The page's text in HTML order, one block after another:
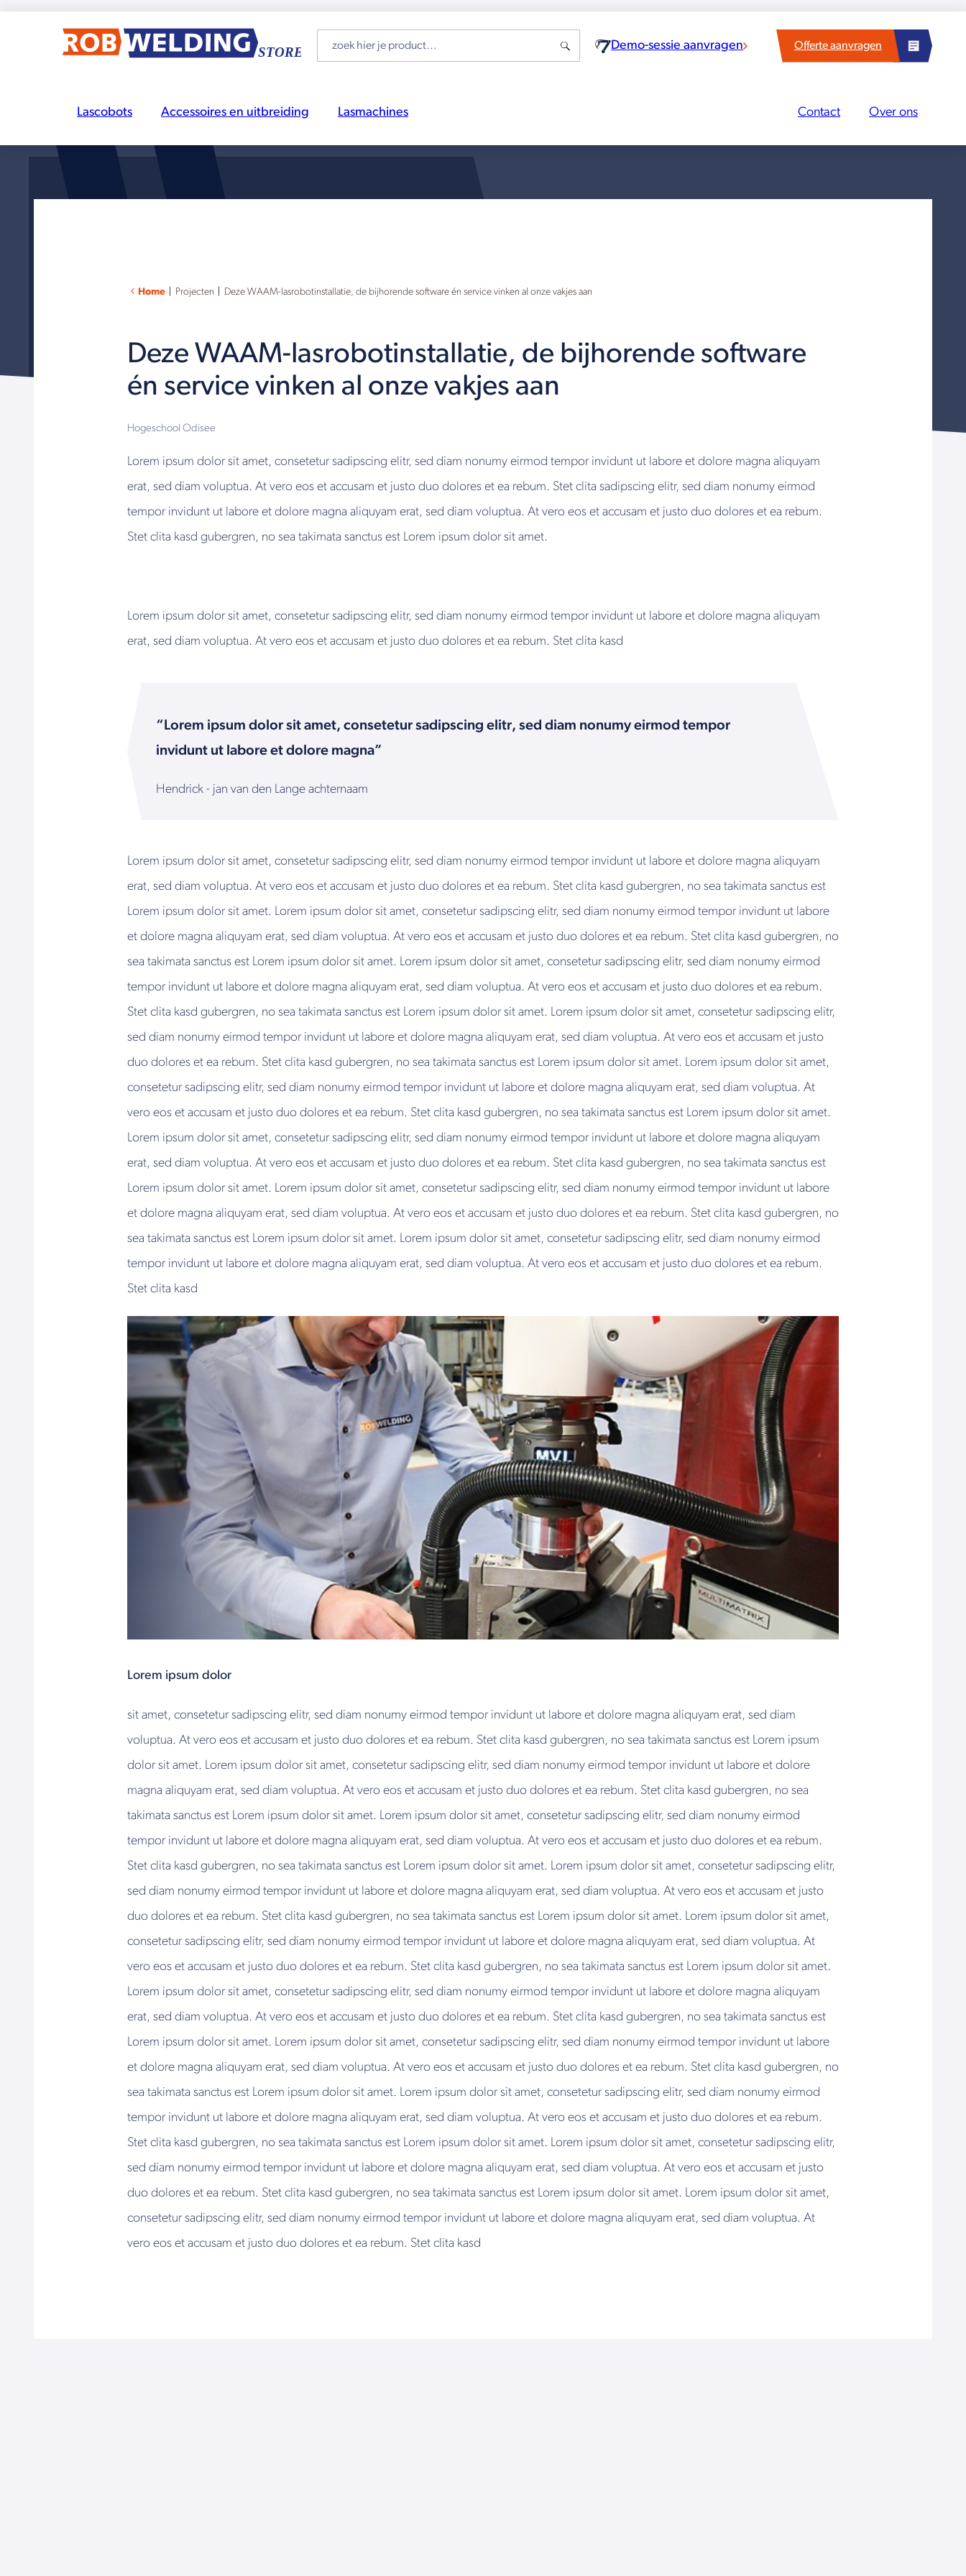
Demo-sessie aanvragen Offerte aanvragen
Lascobots Accessoires en uitbreiding Lasmachines Contact Over ons
Home Projecten Deze WAAM-lasrobotinstallatie, de bijhorende software én service vinken al onze vakjes aan
Deze WAAM-lasrobotinstallatie, de bijhorende software
én service vinken al onze vakjes aan
Hogeschool Odisee
Lorem ipsum dolor sit amet, consetetur sadipscing elitr, sed diam nonumy eirmod tempor invidunt ut labore et dolore magna aliquyam
erat, sed diam voluptua. At vero eos et accusam et justo duo dolores et ea rebum. Stet clita sadipscing elitr, sed diam nonumy eirmod
tempor invidunt ut labore et dolore magna aliquyam erat, sed diam voluptua. At vero eos et accusam et justo duo dolores et ea rebum.
Stet clita kasd gubergren, no sea takimata sanctus est Lorem ipsum dolor sit amet.
Lorem ipsum dolor sit amet, consetetur sadipscing elitr, sed diam nonumy eirmod tempor invidunt ut labore et dolore magna aliquyam
erat, sed diam voluptua. At vero eos et accusam et justo duo dolores et ea rebum. Stet clita kasd
“Lorem ipsum dolor sit amet, consetetur sadipscing elitr, sed diam nonumy eirmod tempor
invidunt ut labore et dolore magna”
Hendrick - jan van den Lange achternaam
Lorem ipsum dolor sit amet, consetetur sadipscing elitr, sed diam nonumy eirmod tempor invidunt ut labore et dolore magna aliquyam
erat, sed diam voluptua. At vero eos et accusam et justo duo dolores et ea rebum. Stet clita kasd gubergren, no sea takimata sanctus est
Lorem ipsum dolor sit amet. Lorem ipsum dolor sit amet, consetetur sadipscing elitr, sed diam nonumy eirmod tempor invidunt ut labore
et dolore magna aliquyam erat, sed diam voluptua. At vero eos et accusam et justo duo dolores et ea rebum. Stet clita kasd gubergren, no
sea takimata sanctus est Lorem ipsum dolor sit amet. Lorem ipsum dolor sit amet, consetetur sadipscing elitr, sed diam nonumy eirmod
tempor invidunt ut labore et dolore magna aliquyam erat, sed diam voluptua. At vero eos et accusam et justo duo dolores et ea rebum.
Stet clita kasd gubergren, no sea takimata sanctus est Lorem ipsum dolor sit amet. Lorem ipsum dolor sit amet, consetetur sadipscing elitr,
sed diam nonumy eirmod tempor invidunt ut labore et dolore magna aliquyam erat, sed diam voluptua. At vero eos et accusam et justo
duo dolores et ea rebum. Stet clita kasd gubergren, no sea takimata sanctus est Lorem ipsum dolor sit amet. Lorem ipsum dolor sit amet,
consetetur sadipscing elitr, sed diam nonumy eirmod tempor invidunt ut labore et dolore magna aliquyam erat, sed diam voluptua. At
vero eos et accusam et justo duo dolores et ea rebum. Stet clita kasd gubergren, no sea takimata sanctus est Lorem ipsum dolor sit amet.
Lorem ipsum dolor sit amet, consetetur sadipscing elitr, sed diam nonumy eirmod tempor invidunt ut labore et dolore magna aliquyam
erat, sed diam voluptua. At vero eos et accusam et justo duo dolores et ea rebum. Stet clita kasd gubergren, no sea takimata sanctus est
Lorem ipsum dolor sit amet. Lorem ipsum dolor sit amet, consetetur sadipscing elitr, sed diam nonumy eirmod tempor invidunt ut labore
et dolore magna aliquyam erat, sed diam voluptua. At vero eos et accusam et justo duo dolores et ea rebum. Stet clita kasd gubergren, no
sea takimata sanctus est Lorem ipsum dolor sit amet. Lorem ipsum dolor sit amet, consetetur sadipscing elitr, sed diam nonumy eirmod
tempor invidunt ut labore et dolore magna aliquyam erat, sed diam voluptua. At vero eos et accusam et justo duo dolores et ea rebum.
Stet clita kasd
Lorem ipsum dolor
sit amet, consetetur sadipscing elitr, sed diam nonumy eirmod tempor invidunt ut labore et dolore magna aliquyam erat, sed diam
voluptua. At vero eos et accusam et justo duo dolores et ea rebum. Stet clita kasd gubergren, no sea takimata sanctus est Lorem ipsum
dolor sit amet. Lorem ipsum dolor sit amet, consetetur sadipscing elitr, sed diam nonumy eirmod tempor invidunt ut labore et dolore
magna aliquyam erat, sed diam voluptua. At vero eos et accusam et justo duo dolores et ea rebum. Stet clita kasd gubergren, no sea
takimata sanctus est Lorem ipsum dolor sit amet. Lorem ipsum dolor sit amet, consetetur sadipscing elitr, sed diam nonumy eirmod
tempor invidunt ut labore et dolore magna aliquyam erat, sed diam voluptua. At vero eos et accusam et justo duo dolores et ea rebum.
Stet clita kasd gubergren, no sea takimata sanctus est Lorem ipsum dolor sit amet. Lorem ipsum dolor sit amet, consetetur sadipscing elitr,
sed diam nonumy eirmod tempor invidunt ut labore et dolore magna aliquyam erat, sed diam voluptua. At vero eos et accusam et justo
duo dolores et ea rebum. Stet clita kasd gubergren, no sea takimata sanctus est Lorem ipsum dolor sit amet. Lorem ipsum dolor sit amet,
consetetur sadipscing elitr, sed diam nonumy eirmod tempor invidunt ut labore et dolore magna aliquyam erat, sed diam voluptua. At
vero eos et accusam et justo duo dolores et ea rebum. Stet clita kasd gubergren, no sea takimata sanctus est Lorem ipsum dolor sit amet.
Lorem ipsum dolor sit amet, consetetur sadipscing elitr, sed diam nonumy eirmod tempor invidunt ut labore et dolore magna aliquyam
erat, sed diam voluptua. At vero eos et accusam et justo duo dolores et ea rebum. Stet clita kasd gubergren, no sea takimata sanctus est
Lorem ipsum dolor sit amet. Lorem ipsum dolor sit amet, consetetur sadipscing elitr, sed diam nonumy eirmod tempor invidunt ut labore
et dolore magna aliquyam erat, sed diam voluptua. At vero eos et accusam et justo duo dolores et ea rebum. Stet clita kasd gubergren, no
sea takimata sanctus est Lorem ipsum dolor sit amet. Lorem ipsum dolor sit amet, consetetur sadipscing elitr, sed diam nonumy eirmod
tempor invidunt ut labore et dolore magna aliquyam erat, sed diam voluptua. At vero eos et accusam et justo duo dolores et ea rebum.
Stet clita kasd gubergren, no sea takimata sanctus est Lorem ipsum dolor sit amet. Lorem ipsum dolor sit amet, consetetur sadipscing elitr,
sed diam nonumy eirmod tempor invidunt ut labore et dolore magna aliquyam erat, sed diam voluptua. At vero eos et accusam et justo
duo dolores et ea rebum. Stet clita kasd gubergren, no sea takimata sanctus est Lorem ipsum dolor sit amet. Lorem ipsum dolor sit amet,
consetetur sadipscing elitr, sed diam nonumy eirmod tempor invidunt ut labore et dolore magna aliquyam erat, sed diam voluptua. At
vero eos et accusam et justo duo dolores et ea rebum. Stet clita kasd